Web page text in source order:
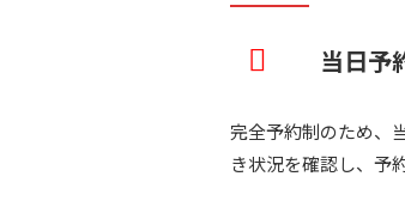
当日予
完全予約制のため、
き状況を確認し、予